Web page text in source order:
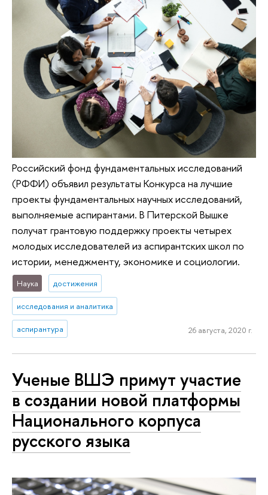
Российский фонд фундаментальных исследований
(РФФИ) объявил результаты Конкурса на лучшие
проекты фундаментальных научных исследований,
выполняемые аспирантами. В Питерской Вышке
получат грантовую поддержку проекты четырех
молодых исследователей из аспирантских школ по
истории, менеджменту, экономике и социологии.
Наука достижения
исследования и аналитика
аспирантура 26 августа, 2020 г.
Ученые ВШЭ примут участие
в создании новой платформы
Национального корпуса
русского языка